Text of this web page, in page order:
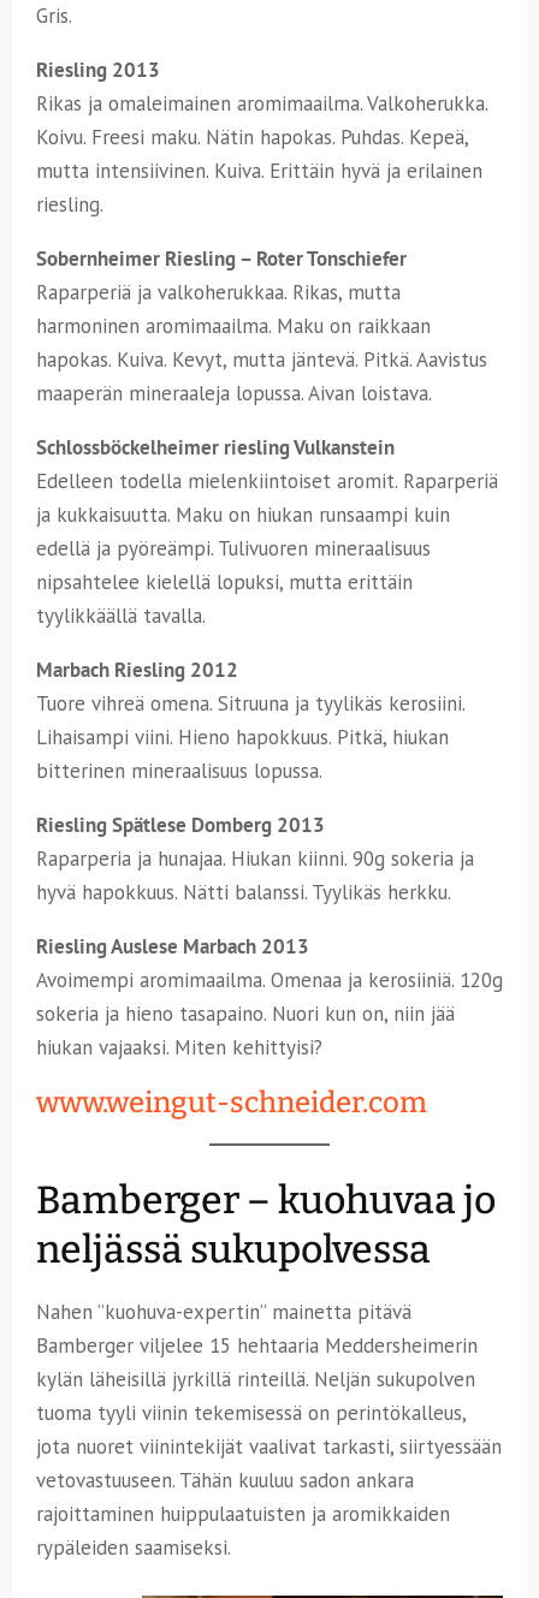
Gris.
Riesling 2013
Rikas ja omaleimainen aromimaailma. Valkoherukka.
Koivu. Freesi maku. Nätin hapokas. Puhdas. Kepeä,
mutta intensiivinen. Kuiva. Erittäin hyvä ja erilainen
riesling.
Sobernheimer Riesling – Roter Tonschiefer
Raparperiä ja valkoherukkaa. Rikas, mutta
harmoninen aromimaailma. Maku on raikkaan
hapokas. Kuiva. Kevyt, mutta jäntevä. Pitkä. Aavistus
maaperän mineraaleja lopussa. Aivan loistava.
Schlossböckelheimer riesling Vulkanstein
Edelleen todella mielenkiintoiset aromit. Raparperiä
ja kukkaisuutta. Maku on hiukan runsaampi kuin
edellä ja pyöreämpi. Tulivuoren mineraalisuus
nipsahtelee kielellä lopuksi, mutta erittäin
tyylikkäällä tavalla.
Marbach Riesling 2012
Tuore vihreä omena. Sitruuna ja tyylikäs kerosiini.
Lihaisampi viini. Hieno hapokkuus. Pitkä, hiukan
bitterinen mineraalisuus lopussa.
Riesling Spätlese Domberg 2013
Raparperia ja hunajaa. Hiukan kiinni. 90g sokeria ja
hyvä hapokkuus. Nätti balanssi. Tyylikäs herkku.
Riesling Auslese Marbach 2013
Avoimempi aromimaailma. Omenaa ja kerosiiniä. 120g
sokeria ja hieno tasapaino. Nuori kun on, niin jää
hiukan vajaaksi. Miten kehittyisi?
www.weingut-schneider.com
Bamberger – kuohuvaa jo
neljässä sukupolvessa
Nahen ”kuohuva-expertin” mainetta pitävä
Bamberger viljelee 15 hehtaaria Meddersheimerin
kylän läheisillä jyrkillä rinteillä. Neljän sukupolven
tuoma tyyli viinin tekemisessä on perintökalleus,
jota nuoret viinintekijät vaalivat tarkasti, siirtyessään
vetovastuuseen. Tähän kuuluu sadon ankara
rajoittaminen huippulaatuisten ja aromikkaiden
rypäleiden saamiseksi.